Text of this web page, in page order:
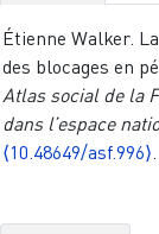
Étienne Walker.
des blocages en
Atlas social de la
dans l’espace
⟨10.48649/asf.996⟩